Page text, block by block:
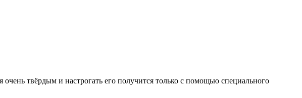
очень твёрдым и настрогать его получится только с помощью специального